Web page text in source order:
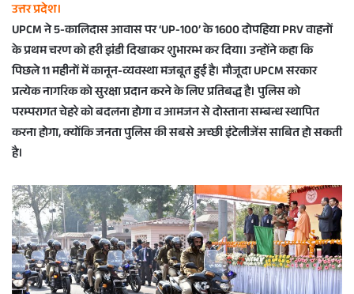
उत्तर प्रदेश।
UPCM ने 5-कालिदास आवास पर ‘UP-100’ के 1600 दोपहिया PRV वाहनों
के प्रथम चरण को हरी झंडी दिखाकर शुभारम्भ कर दिया। उन्होंने कहा कि
पिछले 11 महीनों में कानून-व्यवस्था मजबूत हुई है। मौजूदा UPCM सरकार
प्रत्येक नागरिक को सुरक्षा प्रदान करने के लिए प्रतिबद्ध है। पुलिस को
परम्परागत चेहरे को बदलना होगा व आमजन से दोस्ताना सम्बन्ध स्थापित
करना होगा, क्योंकि जनता पुलिस की सबसे अच्छी इंटेलीजेंस साबित हो सकती
है।